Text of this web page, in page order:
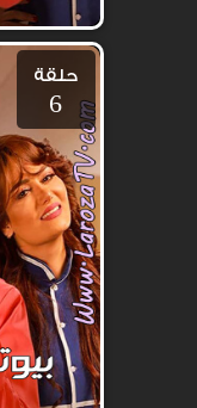
حلقة
6